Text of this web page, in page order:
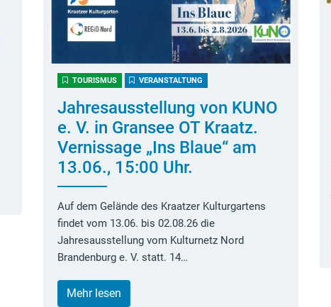
TOURISMUS VERANSTALTUNG
Jahresausstellung von KUNO
e. V. in Gransee OT Kraatz.
Vernissage „Ins Blaue“ am
13.06., 15:00 Uhr.
Auf dem Gelände des Kraatzer Kulturgartens
findet vom 13.06. bis 02.08.26 die
Jahresausstellung vom Kulturnetz Nord
Brandenburg e. V. statt. 14…
Mehr lesen